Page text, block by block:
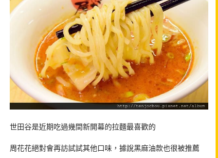
世田谷是近期吃過幾間新開幕的拉麵最喜歡的
周花花絕對會再訪試試其他口味，據說黑麻油款也很被推薦